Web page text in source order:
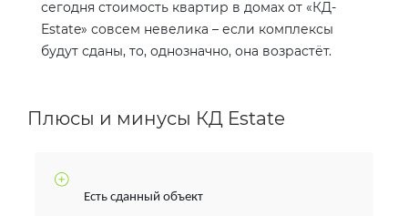
сегодня стоимость квартир в домах от «КД-
Estate» совсем невелика – если комплексы
будут сданы, то, однозначно, она возрастёт.
Плюсы и минусы КД Estate
Есть сданный объект